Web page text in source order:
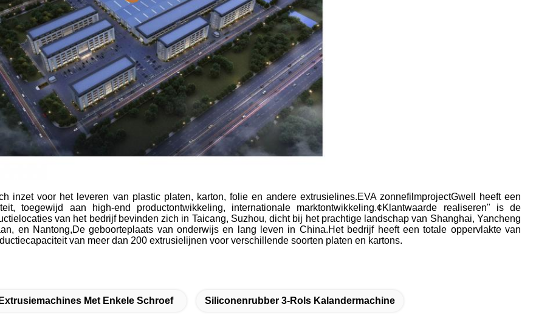
inzet voor het leveren van plastic platen, karton, folie en andere extrusielines.EVA zonnefilmprojectGwell heeft een
toegewijd aan high-end productontwikkeling, internationale marktontwikkeling.¢Klantwaarde realiseren" is de
van het bedrijf bevinden zich in Taicang, Suzhou, dicht bij het prachtige landschap van Shanghai, Yancheng
en Nantong,De geboorteplaats van onderwijs en lang leven in China.Het bedrijf heeft een totale oppervlakte van
van meer dan 200 extrusielijnen voor verschillende soorten platen en kartons.
Met Enkele Schroef Siliconenrubber 3-Rols Kalandermachine